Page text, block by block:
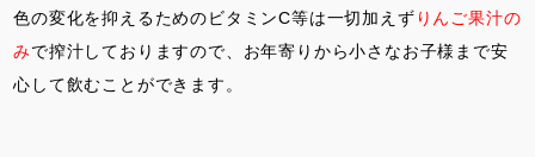
色の変化を抑えるためのビタミンC等は一切加えず りんご果汁の
みで搾汁しておりますので、お年寄りから小さなお子様まで安
心して飲むことができます。